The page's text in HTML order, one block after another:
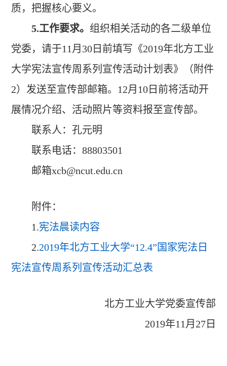
质，把握核心要义。
5.工作要求。 组织相关活动的各二级单位
党委，请于11月30日前填写《2019年北方工业
大学宪法宣传周系列宣传活动计划表》（附件
2）发送至宣传部邮箱。12月10日前将活动开
展情况介绍、活动照片等资料报至宣传部。
联系人：孔元明
联系电话：88803501
邮箱xcb@ncut.edu.cn
附件：
1.宪法晨读内容
2.2019年北方工业大学“12.4”国家宪法日
宪法宣传周系列宣传活动汇总表
北方工业大学党委宣传部
2019年11月27日